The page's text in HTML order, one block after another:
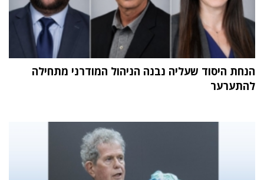
הנחת היסוד שעליה נבנה הניהול המודרני מתחילה
להתערער